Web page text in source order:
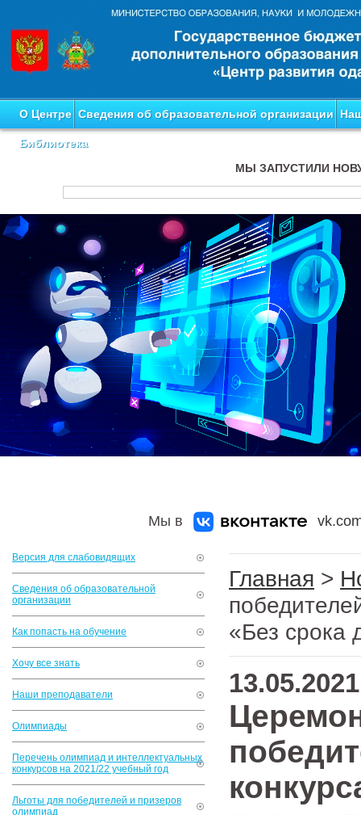
О Центре Сведения об образовательной организации
Библиотека
МЫ ЗАПУСТИЛИ
Мы в
Версия для слабовидящих
Сведения об образовательной
организации
Как попасть на обучение
Хочу все знать
Наши преподаватели
Олимпиады
Перечень олимпиад и интеллектуальных
конкурсов на 2021/22 учебный год
Льготы для победителей и призеров
олимпиад
Главная >
«Без срока
13.05.2021